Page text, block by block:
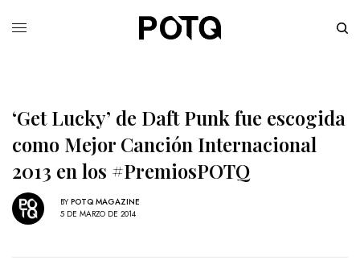
‘Get Lucky’ de Daft Punk fue escogida
como Mejor Canción Internacional
2013 en los #PremiosPOTQ
BY POTQ MAGAZINE
5 DE MARZO DE 2014